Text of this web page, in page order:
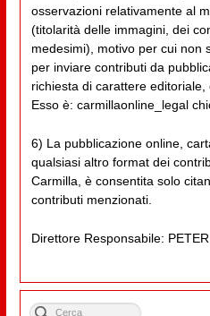
osservazioni relativamente al
(titolarità delle immagini, dei
medesimi), motivo per cui non
per inviare contributi da
richiesta di carattere editoriale,
Esso è: carmillaonline_legal
6) La pubblicazione online,
qualsiasi altro format dei
Carmilla, è consentita solo
contributi menzionati.
Direttore Responsabile: